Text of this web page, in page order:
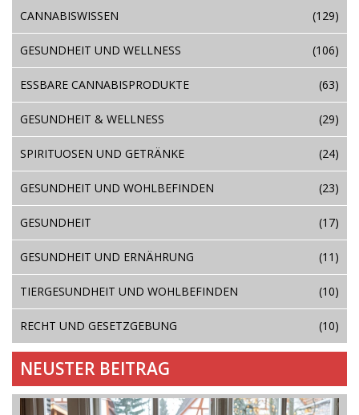
CANNABISWISSEN (129)
GESUNDHEIT UND WELLNESS (106)
ESSBARE CANNABISPRODUKTE (63)
GESUNDHEIT & WELLNESS (29)
SPIRITUOSEN UND GETRÄNKE (24)
GESUNDHEIT UND WOHLBEFINDEN (23)
GESUNDHEIT (17)
GESUNDHEIT UND ERNÄHRUNG (11)
TIERGESUNDHEIT UND WOHLBEFINDEN (10)
RECHT UND GESETZGEBUNG (10)
NEUSTER BEITRAG